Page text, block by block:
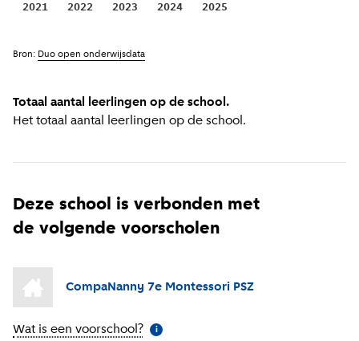
Totaal aantal leerlingen op de school.
Het totaal aantal leerlingen op de school.
2021 2022 2023 2024 2025
Bron: Duo open onderwijsdata
Deze school is verbonden met
de volgende voorscholen
CompaNanny 7e Montessori PSZ
Wat is een voorschool? Meer informatie
i